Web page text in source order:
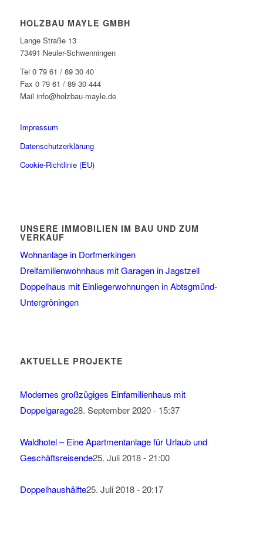
HOLZBAU MAYLE GMBH
Lange Straße 13
73491 Neuler-Schwenningen
Tel 0 79 61 / 89 30 40
Fax 0 79 61 / 89 30 444
Mail info@holzbau-mayle.de
Impressum
Datenschutzerklärung
Cookie-Richtlinie (EU)
UNSERE IMMOBILIEN IM BAU UND ZUM
VERKAUF
Wohnanlage in Dorfmerkingen
Dreifamilienwohnhaus mit Garagen in Jagstzell
Doppelhaus mit Einliegerwohnungen in Abtsgmünd-
Untergröningen
AKTUELLE PROJEKTE
Modernes großzügiges Einfamilienhaus mit
Doppelgarage28. September 2020 - 15:37
Waldhotel – Eine Apartmentanlage für Urlaub und
Geschäftsreisende25. Juli 2018 - 21:00
Doppelhaushälfte25. Juli 2018 - 20:17